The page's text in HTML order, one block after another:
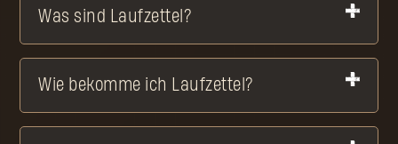
Was sind Laufzettel?
Wie bekomme ich Laufzettel?